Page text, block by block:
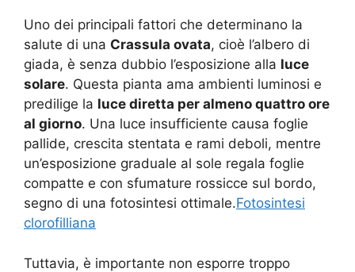
Uno dei principali fattori che determinano la
salute di una Crassula ovata, cioè l’albero di
giada, è senza dubbio l’esposizione alla luce
solare. Questa pianta ama ambienti luminosi e
predilige la luce diretta per almeno quattro ore
al giorno. Una luce insufficiente causa foglie
pallide, crescita stentata e rami deboli, mentre
un’esposizione graduale al sole regala foglie
compatte e con sfumature rossicce sul bordo,
segno di una fotosintesi ottimale.Fotosintesi
clorofilliana
Tuttavia, è importante non esporre troppo